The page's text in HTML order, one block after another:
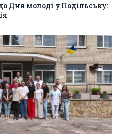
Дня молоді у Подільську: